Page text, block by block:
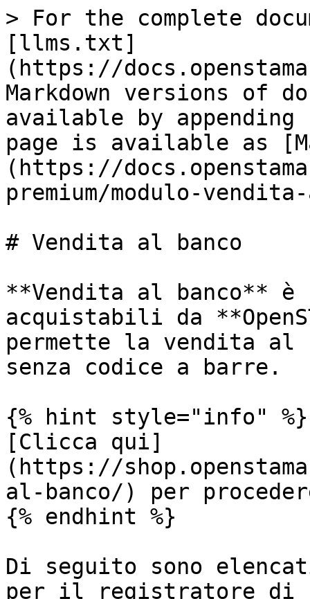
> For the complete
[llms.txt]
(https://
Markdown versions of
available by
page is available as
(https://
premium/modulo-
# Vendita al banco
**Vendita al banco**
acquistabili da
permette la vendita al
senza codice a barre.
{% hint style="info" %}
[Clicca qui]
(https://
al-banco/) per
{% endhint %}
Di seguito sono
per il registratore di